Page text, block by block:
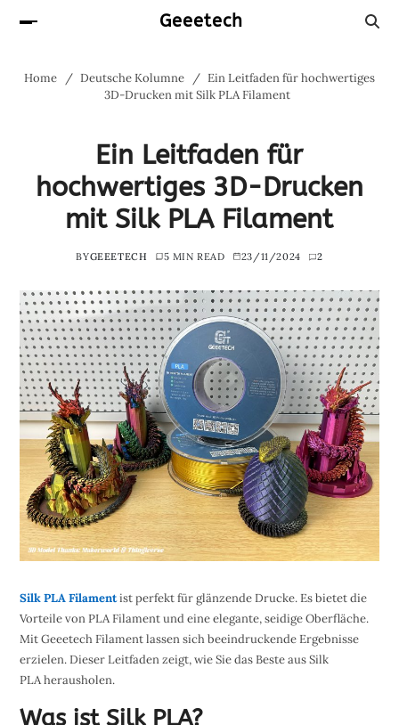
Geeetech
Home Deutsche Kolumne
Ein Leitfaden für hochwertiges
3D-Drucken mit Silk PLA Filament
Ein Leitfaden für
hochwertiges 3D-Drucken
mit Silk PLA Filament
BYGEEETECH 5 MIN READ 23/11/2024 2
Silk PLA Filamentist perfekt für glänzende Drucke. Es bietet die
Vorteile von PLA Filament und eine elegante, seidige Oberfläche.
Mit Geeetech Filament lassen sich beeindruckende Ergebnisse
erzielen. Dieser Leitfaden zeigt, wie Sie das Beste aus Silk
PLA herausholen.
Was ist Silk PLA?